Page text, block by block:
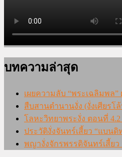
บทความล่าสุด
เผยความลับ “พระเฉลิมพล
สืบสานตำนานงั่ง (งั่งเศียรโล้
โลหะวิทยาพระงั่ง ตอนที่
ประวัติงั่งจันทร์เสี้ยว “แบนดิ
พญางั่งจักรพรรดิจันทร์เสี้ย